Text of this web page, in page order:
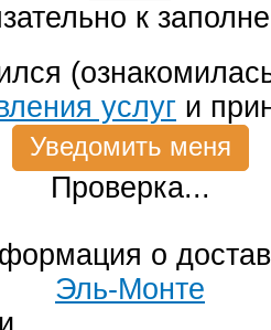
к
услуг и
Проверка...
о
Эль-Монте